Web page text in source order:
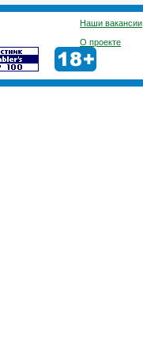
Наши вакансии
О проекте